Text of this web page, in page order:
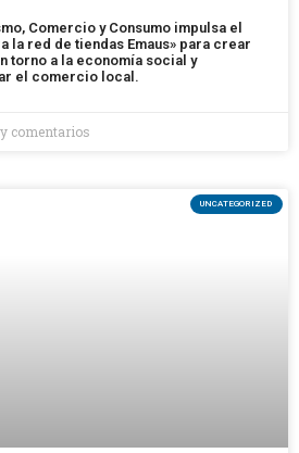
Comercio y Consumo impulsa el
la red de tiendas Emaus» para crear
torno a la economía social y
el comercio local.
comentarios
UNCATEGORIZED